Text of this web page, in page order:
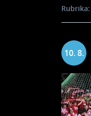
Rubrika:
10. 8.
2024